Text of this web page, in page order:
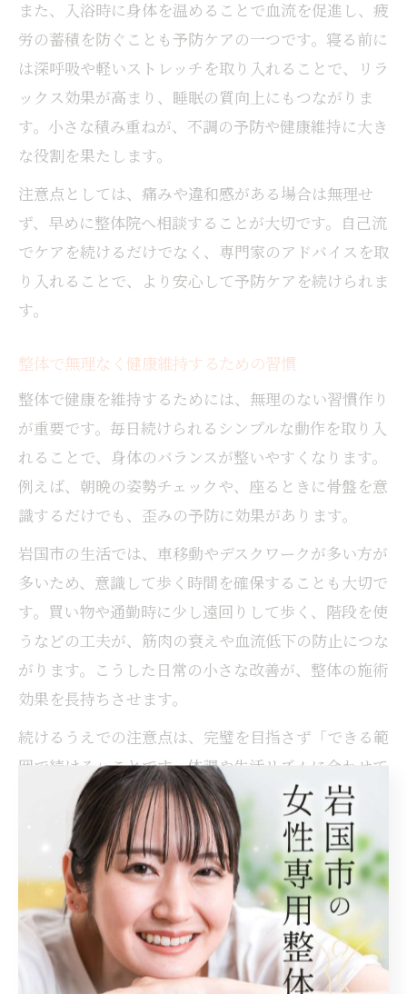
また、入浴時に身体を温めることで血流を促進し、疲
労の蓄積を防ぐことも予防ケアの一つです。寝る前に
は深呼吸や軽いストレッチを取り入れることで、リラ
ックス効果が高まり、睡眠の質向上にもつながりま
す。小さな積み重ねが、不調の予防や健康維持に大き
な役割を果たします。
注意点としては、痛みや違和感がある場合は無理せ
ず、早めに整体院へ相談することが大切です。自己流
でケアを続けるだけでなく、専門家のアドバイスを取
り入れることで、より安心して予防ケアを続けられま
す。
整体で無理なく健康維持するための習慣
整体で健康を維持するためには、無理のない習慣作り
が重要です。毎日続けられるシンプルな動作を取り入
れることで、身体のバランスが整いやすくなります。
例えば、朝晩の姿勢チェックや、座るときに骨盤を意
識するだけでも、歪みの予防に効果があります。
岩国市の生活では、車移動やデスクワークが多い方が
多いため、意識して歩く時間を確保することも大切で
す。買い物や通勤時に少し遠回りして歩く、階段を使
うなどの工夫が、筋肉の衰えや血流低下の防止につな
がります。こうした日常の小さな改善が、整体の施術
効果を長持ちさせます。
続けるうえでの注意点は、完璧を目指さず「できる範
囲で続ける」ことです。体調や生活リズムに合わせて
無理なく実践し、調子が悪いときは早めに休息や専門
家のサポートを受けましょう。
整体予防を続けるためのモチベーション維持法
整体予防を継続するためには、モチベーションを保つ
工夫が欠かせません。目に見える変化が感じられに
くい時期でも、小さな達成感や気持ちの変化を意識す